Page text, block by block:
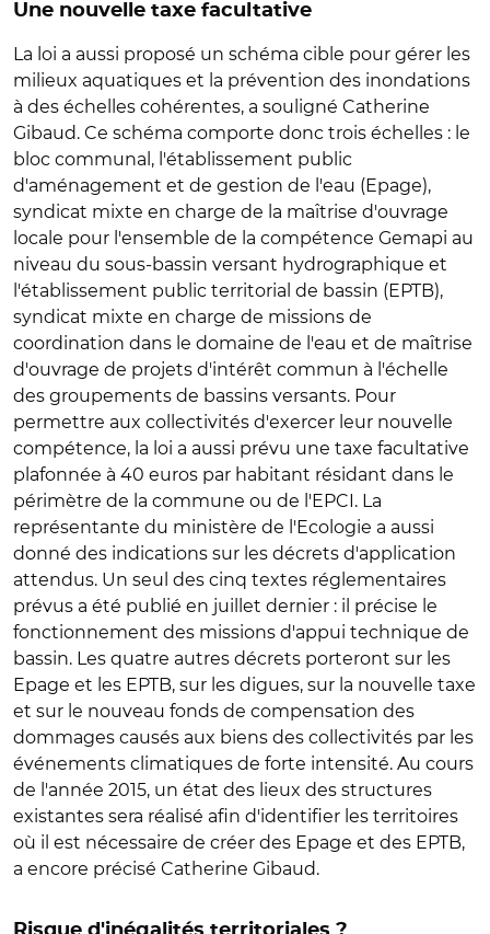
Une nouvelle taxe facultative
La loi a aussi proposé un schéma cible pour gérer les
milieux aquatiques et la prévention des inondations
à des échelles cohérentes, a souligné Catherine
Gibaud. Ce schéma comporte donc trois échelles : le
bloc communal, l'établissement public
d'aménagement et de gestion de l'eau (Epage),
syndicat mixte en charge de la maîtrise d'ouvrage
locale pour l'ensemble de la compétence Gemapi au
niveau du sous-bassin versant hydrographique et
l'établissement public territorial de bassin (EPTB),
syndicat mixte en charge de missions de
coordination dans le domaine de l'eau et de maîtrise
d'ouvrage de projets d'intérêt commun à l'échelle
des groupements de bassins versants. Pour
permettre aux collectivités d'exercer leur nouvelle
compétence, la loi a aussi prévu une taxe facultative
plafonnée à 40 euros par habitant résidant dans le
périmètre de la commune ou de l'EPCI. La
représentante du ministère de l'Ecologie a aussi
donné des indications sur les décrets d'application
attendus. Un seul des cinq textes réglementaires
prévus a été publié en juillet dernier : il précise le
fonctionnement des missions d'appui technique de
bassin. Les quatre autres décrets porteront sur les
Epage et les EPTB, sur les digues, sur la nouvelle taxe
et sur le nouveau fonds de compensation des
dommages causés aux biens des collectivités par les
événements climatiques de forte intensité. Au cours
de l'année 2015, un état des lieux des structures
existantes sera réalisé afin d'identifier les territoires
où il est nécessaire de créer des Epage et des EPTB,
a encore précisé Catherine Gibaud.